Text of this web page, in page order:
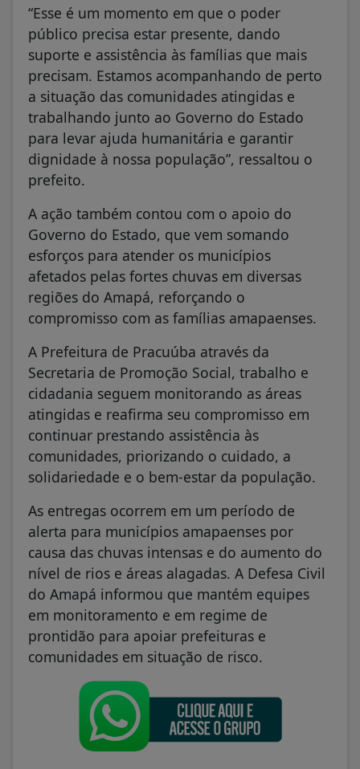
“Esse é um momento em que o poder
público precisa estar presente, dando
suporte e assistência às famílias que mais
precisam. Estamos acompanhando de perto
a situação das comunidades atingidas e
trabalhando junto ao Governo do Estado
para levar ajuda humanitária e garantir
dignidade à nossa população”, ressaltou o
prefeito.
A ação também contou com o apoio do
Governo do Estado, que vem somando
esforços para atender os municípios
afetados pelas fortes chuvas em diversas
regiões do Amapá, reforçando o
compromisso com as famílias amapaenses.
A Prefeitura de Pracuúba através da
Secretaria de Promoção Social, trabalho e
cidadania seguem monitorando as áreas
atingidas e reafirma seu compromisso em
continuar prestando assistência às
comunidades, priorizando o cuidado, a
solidariedade e o bem-estar da população.
As entregas ocorrem em um período de
alerta para municípios amapaenses por
causa das chuvas intensas e do aumento do
nível de rios e áreas alagadas. A Defesa Civil
do Amapá informou que mantém equipes
em monitoramento e em regime de
prontidão para apoiar prefeituras e
comunidades em situação de risco.